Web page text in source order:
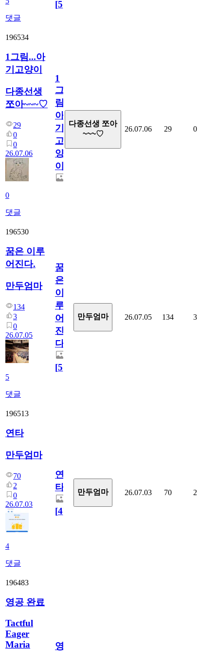
댓글
[5]
196534
1그림...아
기고양이
다종선생
쪼아~~~♡
29
0
0
26.07.06
0
댓글
1
그
림...
아
기
고
양
이
다종선생 쪼아
~~~♡
26.07.06 29 0
196530
꿈은 이루
어진다.
만두엄마
134
3
0
26.07.05
5
댓글
꿈
은
이
루
어
진
다.
[5]
만두엄마 26.07.05 134 3
196513
연타
만두엄마
70
2
0
26.07.03
4
댓글
연
타
[4]
만두엄마 26.07.03 70 2
196483
영공 완료
Tactful
Eager
Maria
영